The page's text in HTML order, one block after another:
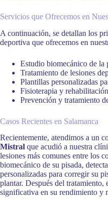
Servicios que Ofrecemos en
A continuación, se detallan los
deportiva que ofrecemos en
Estudio biomecánico de la
Tratamiento de lesiones
Plantillas personalizadas
Fisioterapia y rehabilitación
Prevención y tratamiento
Casos Recientes en Salamanca
Recientemente, atendimos a un
Mistral que acudió a nuestra
lesiones más comunes entre los
biomecánico de su pisada,
personalizadas para corregir su
plantar. Después del tratamiento,
significativa en su rendimiento y